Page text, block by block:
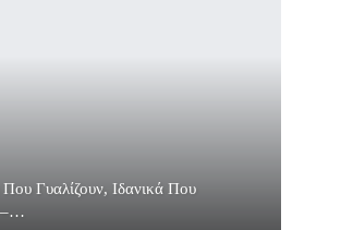
Γυαλίζουν, Ιδανικά Που
–…